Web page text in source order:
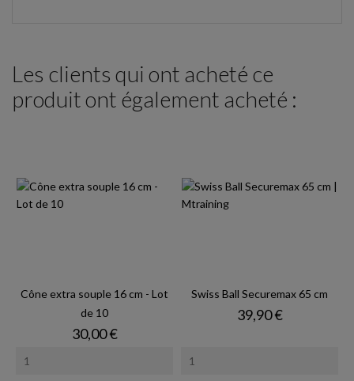
Les clients qui ont acheté ce
produit ont également acheté :
Cône extra souple 16 cm - Lot
de 10
Prix
30,00 €
Swiss Ball Securemax 65 cm
Prix
39,90 €